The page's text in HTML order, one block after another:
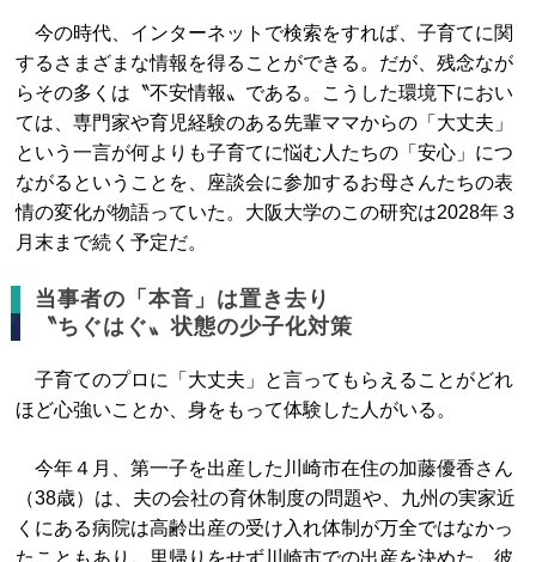
今の時代、インターネットで検索をすれば、子育てに関
するさまざまな情報を得ることができる。だが、残念なが
らその多くは〝不安情報〟である。こうした環境下におい
ては、専門家や育児経験のある先輩ママからの「大丈夫」
という一言が何よりも子育てに悩む人たちの「安心」につ
ながるということを、座談会に参加するお母さんたちの表
情の変化が物語っていた。大阪大学のこの研究は2028年３
月末まで続く予定だ。
当事者の「本音」は置き去り
〝ちぐはぐ〟状態の少子化対策
子育てのプロに「大丈夫」と言ってもらえることがどれ
ほど心強いことか、身をもって体験した人がいる。
今年４月、第一子を出産した川崎市在住の加藤優香さん
（38歳）は、夫の会社の育休制度の問題や、九州の実家近
くにある病院は高齢出産の受け入れ体制が万全ではなかっ
たこともあり、里帰りをせず川崎市での出産を決めた。彼